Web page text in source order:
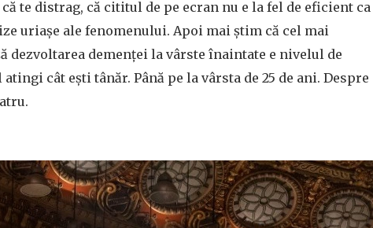
te distrag, că cititul de pe ecran nu e la fel de eficient ca
uriașe ale fenomenului. Apoi mai știm că cel mai
dezvoltarea demenței la vârste înaintate e nivelul de
cât ești tânăr. Până pe la vârsta de 25 de ani. Despre